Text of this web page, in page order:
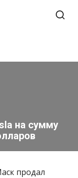
на сумму
продал